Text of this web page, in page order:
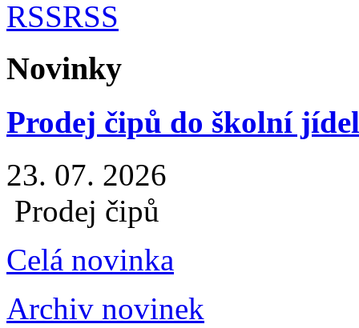
RSS
Novinky
Prodej čipů do školní
23. 07. 2026
Prodej čipů
Celá novinka
Archiv novinek